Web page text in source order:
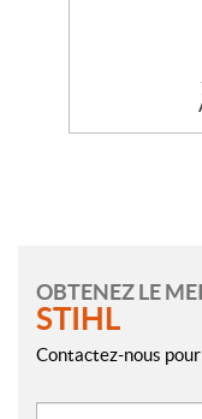
OBTENEZ LE
STIHL
Contactez-nous